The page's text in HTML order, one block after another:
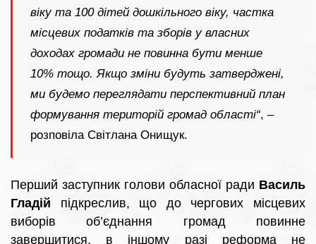
віку та 100 дітей дошкільного віку, частка
місцевих податків та зборів у власних
доходах громади не повинна бути менше
10% тощо. Якщо зміни будуть затверджені,
ми будемо переглядати перспективний план
формування територій громад області“, –
розповіла Світлана Онищук.
Перший заступник голови обласної ради Василь
Гладій підкреслив, що до чергових місцевих
виборів об’єднання громад повинне
завершитися, в іншому разі реформа не